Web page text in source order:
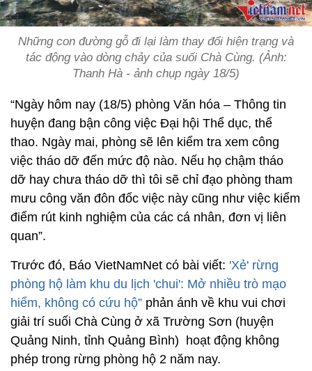
Những con đường gỗ đi lại làm thay đổi hiện trạng và
tác động vào dòng chảy của suối Chà Cùng. (Ảnh:
Thanh Hà - ảnh chụp ngày 18/5)
“Ngày hôm nay (18/5) phòng Văn hóa – Thông tin
huyện đang bận công việc Đại hội Thể dục, thể
thao. Ngày mai, phòng sẽ lên kiểm tra xem công
việc tháo dỡ đến mức độ nào. Nếu họ chậm tháo
dỡ hay chưa tháo dỡ thì tôi sẽ chỉ đạo phòng tham
mưu công văn đôn đốc việc này cũng như việc kiểm
điểm rút kinh nghiệm của các cá nhân, đơn vị liên
quan”.
Trước đó, Báo VietNamNet có bài viết: 'Xẻ' rừng
phòng hộ làm khu du lịch 'chui': Mở nhiều trò mạo
hiểm, không có cứu hộ” phản ánh về khu vui chơi
giải trí suối Chà Cùng ở xã Trường Sơn (huyện
Quảng Ninh, tỉnh Quảng Bình) hoạt động không
phép trong rừng phòng hộ 2 năm nay.